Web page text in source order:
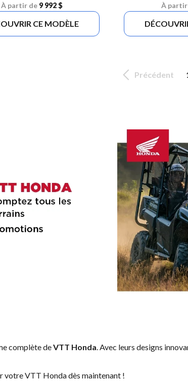
À partir de 9 992 $
CE MODÈLE
À
Précédent
complète deVTT Honda. Avec leurs designs
votre VTT Honda dès maintenant !